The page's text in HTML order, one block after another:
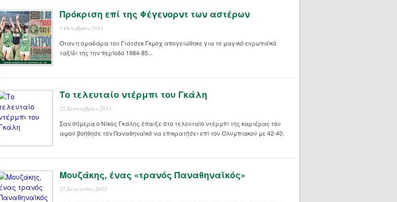
Πρόκριση επί της Φέγενορντ των αστέρων
3 Οκτωβρίου 2013
Όταν η ομαδάρα του Γιάτσεκ Γκμοχ απογειώθηκε για το μαγικό ευρωπαϊκό
ταξίδι της την περίοδο 1984-85...
Το τελευταίο ντέρμπι του Γκάλη
25 Σεπτεμβρίου 2013
Σαν σήμερα ο Νίκος Γκάλης έπαιξε στο τελευταίο ντέρμπι της καριέρας του
αφού βοήθησε τον Παναθηναϊκό να επικρατήσει επί του Ολυμπιακού με 42-40.
Μουζάκης, ένας «τρανός Παναθηναϊκός»
27 Αυγούστου 2013